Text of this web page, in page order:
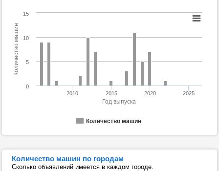
Год выпуска
Количество машин
Количество машин
2010 2015 2020 2025
0
5
10
15
Количество машин по городам
Сколько объявлений имеется в каждом городе.